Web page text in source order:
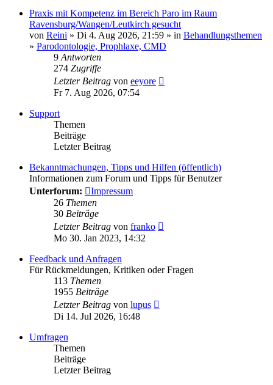
Praxis mit Kompetenz im Bereich Paro im Raum
Ravensburg/Wangen/Leutkirch gesucht
von Reini » Di 4. Aug 2026, 21:59 » in Behandlungsthemen
» Parodontologie, Prophlaxe, CMD
9 Antworten
274 Zugriffe
Letzter Beitrag von eeyore
Fr 7. Aug 2026, 07:54
Support
Themen
Beiträge
Letzter Beitrag
Bekanntmachungen, Tipps und Hilfen (öffentlich)
Informationen zum Forum und Tipps für Benutzer
Unterforum:
Impressum
26 Themen
30 Beiträge
Letzter Beitrag von franko
Mo 30. Jan 2023, 14:32
Feedback und Anfragen
Für Rückmeldungen, Kritiken oder Fragen
113 Themen
1955 Beiträge
Letzter Beitrag von lupus
Di 14. Jul 2026, 16:48
Umfragen
Themen
Beiträge
Letzter Beitrag